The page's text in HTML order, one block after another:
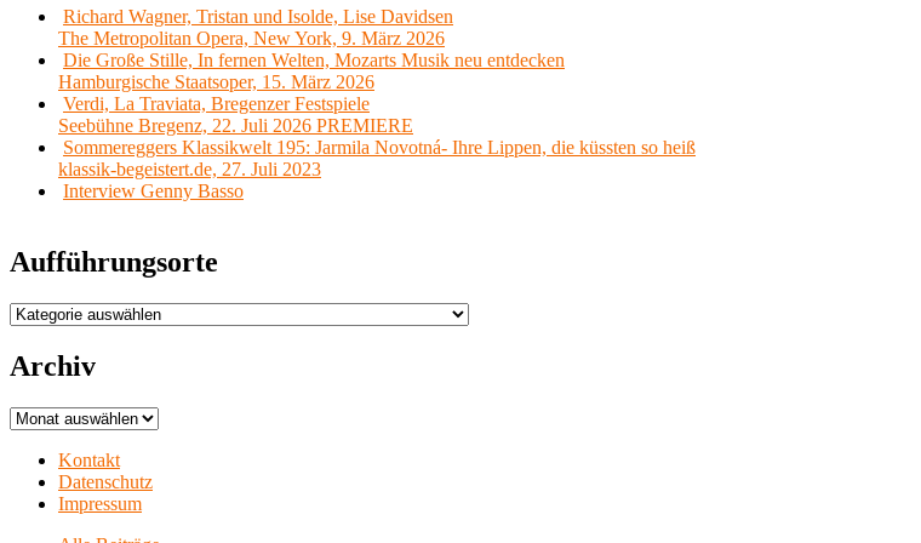
Richard Wagner, Tristan und Isolde, Lise Davidsen
The Metropolitan Opera, New York, 9. März 2026
Die Große Stille, In fernen Welten, Mozarts Musik neu entdecken
Hamburgische Staatsoper, 15. März 2026
Verdi, La Traviata, Bregenzer Festspiele
Seebühne Bregenz, 22. Juli 2026 PREMIERE
Sommereggers Klassikwelt 195: Jarmila Novotná- Ihre Lippen, die küssten so heiß
klassik-begeistert.de, 27. Juli 2023
Interview Genny Basso
Aufführungsorte
Aufführungsorte
Archiv
Archiv
Kontakt
Datenschutz
Impressum